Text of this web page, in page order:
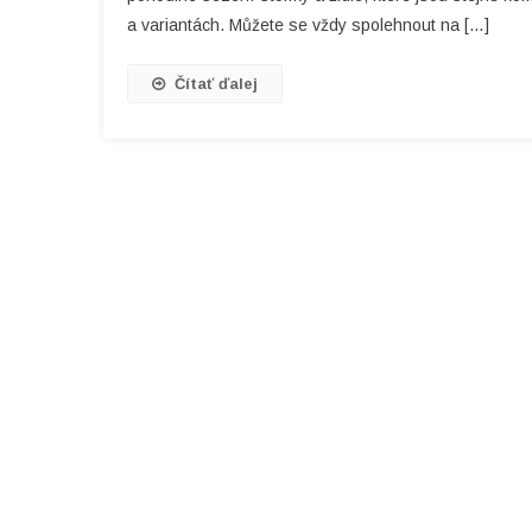
a variantách. Můžete se vždy spolehnout na […]
Čítať ďalej